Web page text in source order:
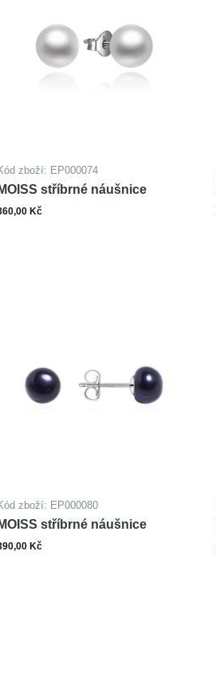
zboží: EP000074
MOISS stříbrné náušnice
Kč
zboží: EP000080
MOISS stříbrné náušnice
Kč